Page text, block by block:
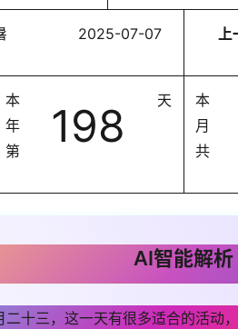
2025-07-07 上
本
年
第
198 天
本
月
共
AI智能解析
十三，这一天有很多适合的活动